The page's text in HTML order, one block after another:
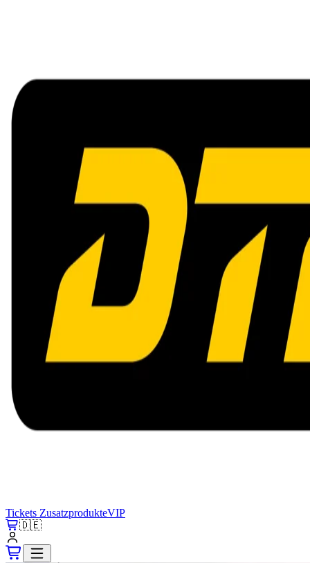
Tickets ZusatzprodukteVIP
🇩🇪